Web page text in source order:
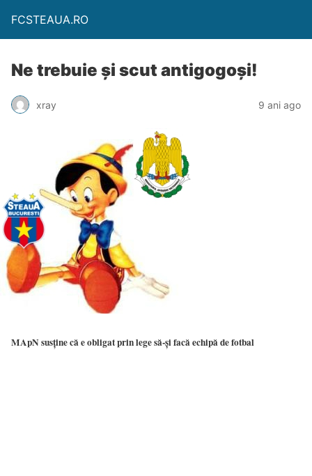
FCSTEAUA.RO
Ne trebuie și scut antigogoși!
xray 9 ani ago
MApN susține că e obligat prin lege să-și facă echipă de fotbal